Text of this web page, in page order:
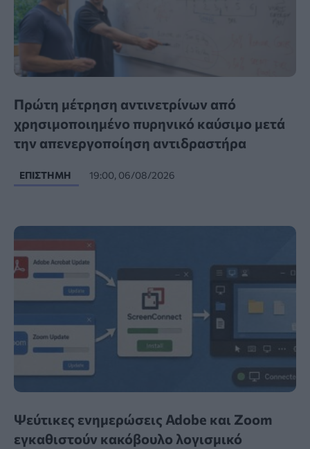
Πρώτη μέτρηση αντινετρίνων από
χρησιμοποιημένο πυρηνικό καύσιμο μετά
την απενεργοποίηση αντιδραστήρα
ΕΠΙΣΤΉΜΗ 19:00, 06/08/2026
Ψεύτικες ενημερώσεις Adobe και Zoom
εγκαθιστούν κακόβουλο λογισμικό